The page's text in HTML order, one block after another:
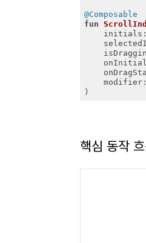
@Composable
fun
)
핵심 동작